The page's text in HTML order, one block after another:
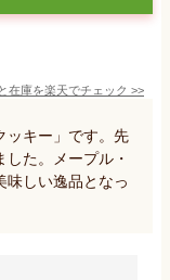
在庫を楽天でチェック >>
ッキー」です。先
た。メープル・
味しい逸品となっ